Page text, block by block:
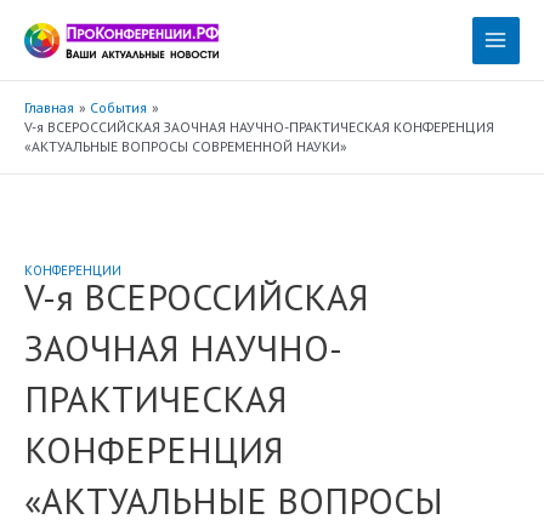
содержимому
Main
Главная
События
V-я ВСЕРОССИЙСКАЯ ЗАОЧНАЯ НАУЧНО-ПРАКТИЧЕСКАЯ КОНФЕРЕНЦИЯ
«АКТУАЛЬНЫЕ ВОПРОСЫ СОВРЕМЕННОЙ НАУКИ»
КОНФЕРЕНЦИИ
V-я ВСЕРОССИЙСКАЯ
ЗАОЧНАЯ НАУЧНО-
ПРАКТИЧЕСКАЯ
КОНФЕРЕНЦИЯ
«АКТУАЛЬНЫЕ ВОПРОСЫ